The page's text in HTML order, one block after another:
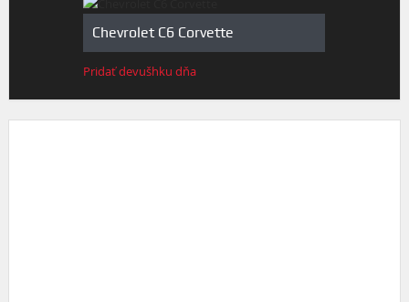
Chevrolet C6 Corvette
Pridať devušhku dňa